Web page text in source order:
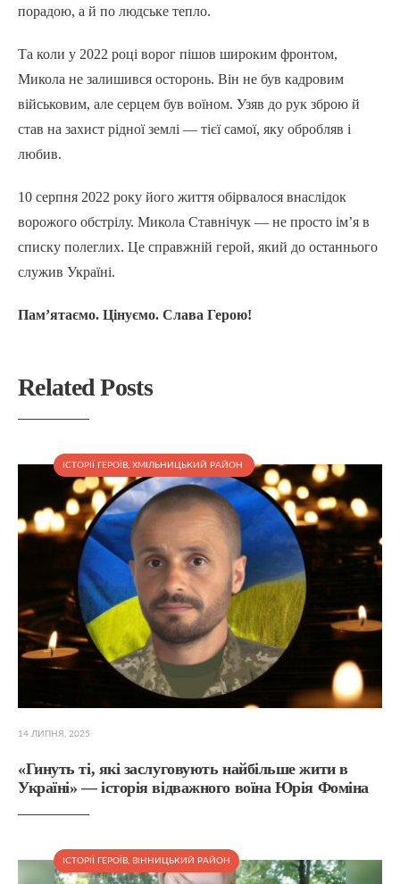
порадою, а й по людське тепло.
Та коли у 2022 році ворог пішов широким фронтом,
Микола не залишився осторонь. Він не був кадровим
військовим, але серцем був воїном. Узяв до рук зброю й
став на захист рідної землі — тієї самої, яку обробляв і
любив.
10 серпня 2022 року його життя обірвалося внаслідок
ворожого обстрілу. Микола Ставнічук — не просто ім’я в
списку полеглих. Це справжній герой, який до останнього
служив Україні.
Пам’ятаємо. Цінуємо. Слава Герою!
Related Posts
ІСТОРІЇ ГЕРОЇВ, ХМІЛЬНИЦЬКИЙ РАЙОН
14 ЛИПНЯ, 2025
«Гинуть ті, які заслуговують найбільше жити в
Україні» — історія відважного воїна Юрія Фоміна
ІСТОРІЇ ГЕРОЇВ, ВІННИЦЬКИЙ РАЙОН